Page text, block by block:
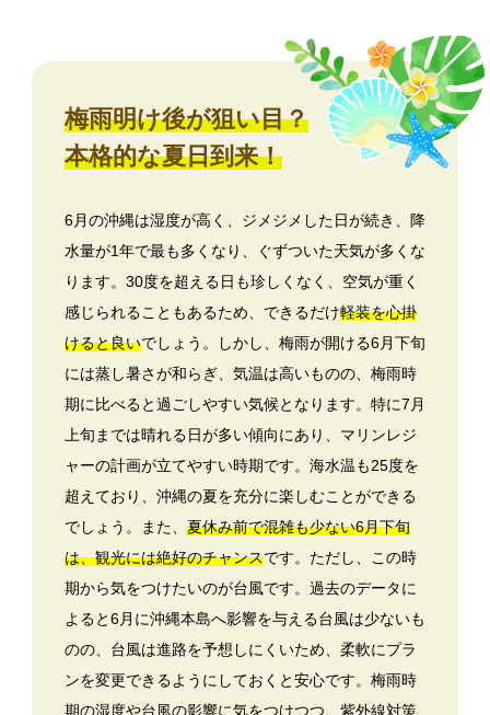
梅雨明け後が狙い目？
本格的な夏日到来！
6月の沖縄は湿度が高く、ジメジメした日が続き、降
水量が1年で最も多くなり、ぐずついた天気が多くな
ります。30度を超える日も珍しくなく、空気が重く
感じられることもあるため、できるだけ軽装を心掛
けると良いでしょう。しかし、梅雨が開ける6月下旬
には蒸し暑さが和らぎ、気温は高いものの、梅雨時
期に比べると過ごしやすい気候となります。特に7月
上旬までは晴れる日が多い傾向にあり、マリンレジ
ャーの計画が立てやすい時期です。海水温も25度を
超えており、沖縄の夏を充分に楽しむことができる
でしょう。また、 夏休み前で混雑も少ない6月下旬
は、観光には絶好のチャンスです。ただし、この時
期から気をつけたいのが台風です。過去のデータに
よると6月に沖縄本島へ影響を与える台風は少ないも
のの、台風は進路を予想しにくいため、柔軟にプラ
ンを変更できるようにしておくと安心です。梅雨時
期の湿度や台風の影響に気をつけつつ、紫外線対策